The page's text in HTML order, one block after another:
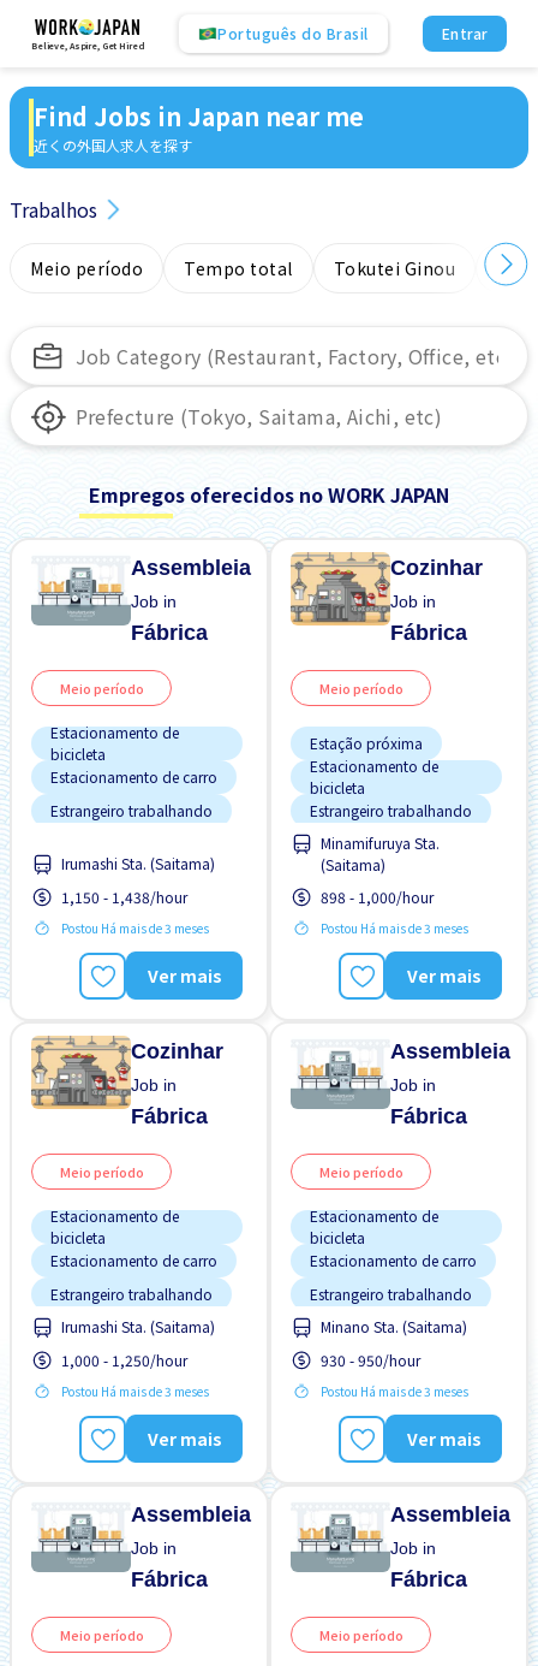
Believe, Aspire, Get Hired
Português do Brasil Entrar
Find Jobs in Japan near me
近くの外国人求人を探す
Trabalhos
Meio período Tempo total Tokutei Ginou
Empregos oferecidos no WORK JAPAN
Assembleia
Job in
Fábrica
Meio período
Estacionamento de
bicicleta
Estacionamento de carro
Estrangeiro trabalhando
Preferência por Homens
Salário adiantado
Transporte pago
Irumashi Sta. (Saitama)
1,150 - 1,438/hour
Postou Há mais de 3 meses
Ver mais
Cozinhar
Job in
Fábrica
Meio período
Estação próxima
Estacionamento de
bicicleta
Estrangeiro trabalhando
Menos com o tempo
Potêncial para Salário
Alto
Sem experiência OK
Minamifuruya Sta.
(Saitama)
898 - 1,000/hour
Postou Há mais de 3 meses
Ver mais
Cozinhar
Job in
Fábrica
Meio período
Estacionamento de
bicicleta
Estacionamento de carro
Estrangeiro trabalhando
Preferência por Homens
Preferência por Mulheres
Preferência por Visto de
Salário adiantado
Sem experiência OK
Irumashi Sta. (Saitama)
1,000 - 1,250/hour
Postou Há mais de 3 meses
Ver mais
Assembleia
Job in
Fábrica
Meio período
Estacionamento de
bicicleta
Estacionamento de carro
Estrangeiro trabalhando
Mais com o tempo
Preferência por Homens
Preferência por Mulheres
Sem experiência OK
Turno noturno
Minano Sta. (Saitama)
930 - 950/hour
Postou Há mais de 3 meses
Ver mais
Assembleia
Job in
Fábrica
Meio período
Assembleia
Job in
Fábrica
Meio período